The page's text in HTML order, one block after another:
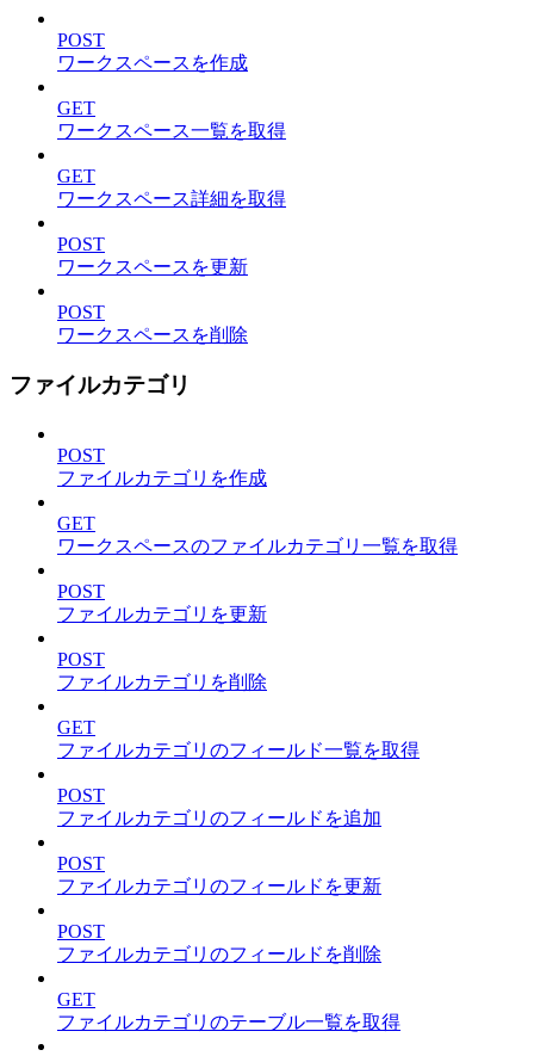
POST
ワークスペースを作成
GET
ワークスペース一覧を取得
GET
ワークスペース詳細を取得
POST
ワークスペースを更新
POST
ワークスペースを削除
ファイルカテゴリ
POST
ファイルカテゴリを作成
GET
ワークスペースのファイルカテゴリ一覧を取得
POST
ファイルカテゴリを更新
POST
ファイルカテゴリを削除
GET
ファイルカテゴリのフィールド一覧を取得
POST
ファイルカテゴリのフィールドを追加
POST
ファイルカテゴリのフィールドを更新
POST
ファイルカテゴリのフィールドを削除
GET
ファイルカテゴリのテーブル一覧を取得